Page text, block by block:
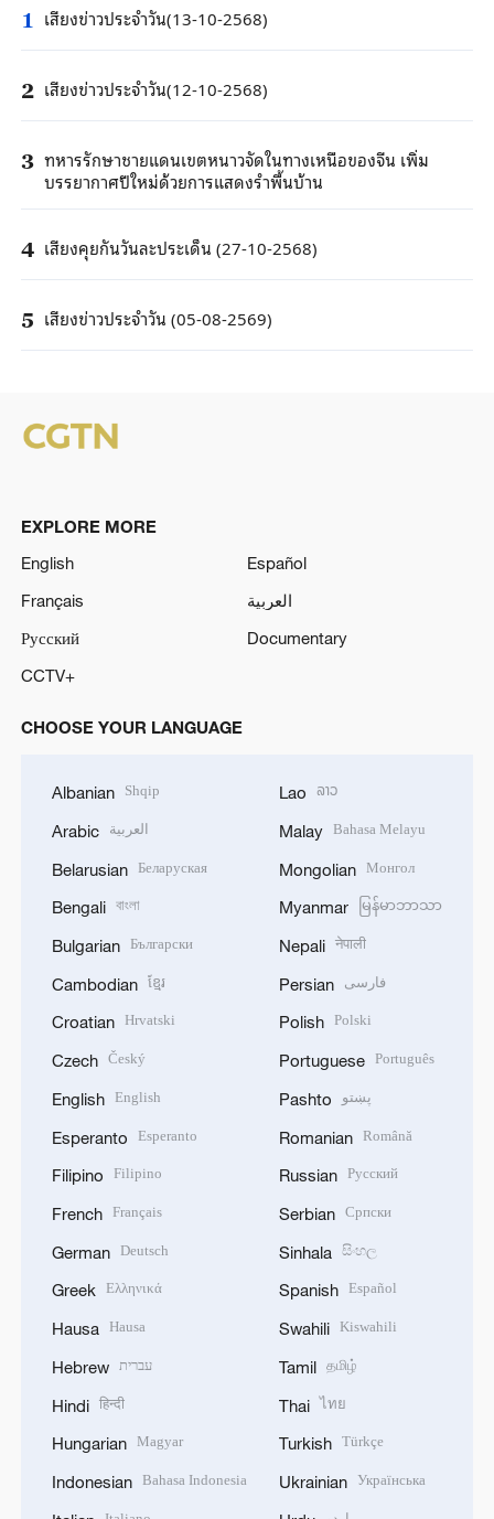
1 เสียงข่าวประจำวัน(13-10-2568)
2 เสียงข่าวประจำวัน(12-10-2568)
3 ทหารรักษาชายแดนเขตหนาวจัดในทางเหนือของจีน เพิ่ม
บรรยากาศปีใหม่ด้วยการแสดงรำพื้นบ้าน
4 เสียงคุยกันวันละประเด็น (27-10-2568)
5 เสียงข่าวประจำวัน (05-08-2569)
EXPLORE MORE
English
Español
Français
العربية
Русский
Documentary
CCTV+
CHOOSE YOUR LANGUAGE
Albanian Shqip
Arabic العربية
Belarusian Беларуская
Bengali বাংলা
Bulgarian Български
Cambodian ខ្មែរ
Croatian Hrvatski
Czech Český
English English
Esperanto Esperanto
Filipino Filipino
French Français
German Deutsch
Greek Ελληνικά
Hausa Hausa
Hebrew עברית
Hindi हिन्दी
Hungarian Magyar
Indonesian Bahasa Indonesia
Lao ລາວ
Malay Bahasa Melayu
Mongolian Монгол
Myanmar မြန်မာဘာသာ
Nepali नेपाली
Persian فارسی
Polish Polski
Portuguese Português
Pashto پښتو
Romanian Română
Russian Русский
Serbian Српски
Sinhala සිංහල
Spanish Español
Swahili Kiswahili
Tamil தமிழ்
Thai ไทย
Turkish Türkçe
Ukrainian Українська